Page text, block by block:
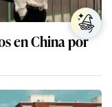
en China por